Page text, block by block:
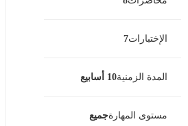
الإختبارات7
المدة الزمنية10 أسابيع
مستوى المهارةجميع